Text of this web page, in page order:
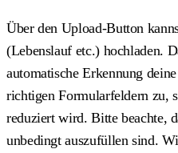
Über den Upload-Button
(Lebenslauf etc.) hochladen.
automatische Erkennung
richtigen Formularfeldern zu,
reduziert wird. Bitte beachte,
unbedingt auszufüllen sind.